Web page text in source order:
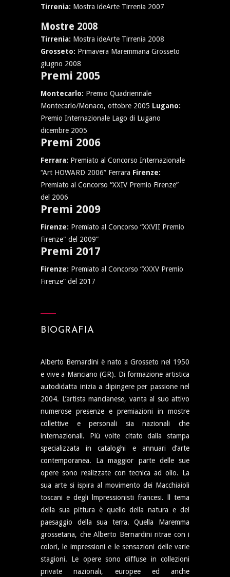
Tirrenia: Mostra ideArte Tirrenia 2007
Mostre 2008
Tirrenia: Mostra ideArte Tirrenia 2008
Grosseto: Primavera Maremmana Grosseto
giugno 2008
Premi 2005
Montecarlo: Premio Quadriennale
Montecarlo/Monaco, ottobre 2005 Lugano:
Premio Internazionale Lago di Lugano
dicembre 2005
Premi 2006
Ferrara: Premiato al Concorso Internazionale
“Art HOWARD 2006” Ferrara Firenze:
Premiato al Concorso “XXIV Premio Firenze”
del 2006
Premi 2009
Firenze: Premiato al Concorso “XXVII Premio
Firenze" del 2009”
Premi 2017
Firenze: Premiato al Concorso “XXXV Premio
Firenze” del 2017
BIOGRAFIA
Alberto Bernardini è nato a Grosseto nel 1950
e vive a Manciano (GR). Di formazione artistica
autodidatta inizia a dipingere per passione nel
2004. L’artista mancianese, vanta al suo attivo
numerose presenze e premiazioni in mostre
collettive e personali sia nazionali che
internazionali. Più volte citato dalla stampa
specializzata in cataloghi e annuari d’arte
contemporanea. La maggior parte delle sue
opere sono realizzate con tecnica ad olio. La
sua arte si ispira al movimento dei Macchiaioli
toscani e degli lmpressionisti francesi. ll tema
della sua pittura è quello della natura e del
paesaggio della sua terra. Quella Maremma
grossetana, che Alberto Bernardini ritrae con i
colori, le impressioni e le sensazioni delle varie
stagioni. Le opere sono diffuse in collezioni
private nazionali, europee ed anche